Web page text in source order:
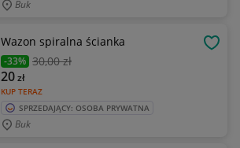
Buk
Wazon spiralna ścianka
-33% 30,00 zł
KUP TERAZ
20zł
SPRZEDAJĄCY: OSOBA PRYWATNA
Buk